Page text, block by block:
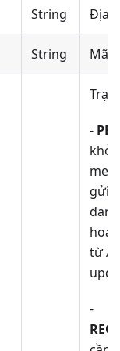
String Địa
String Mã
-
khởi
gửi,
từ
-